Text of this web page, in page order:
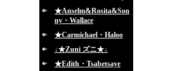
★Anselm&Rosita&Son
ny・Wallace
★Carmichael・Haloo
↓★Zuni ズニ★↓
★Edith・Tsabetsaye